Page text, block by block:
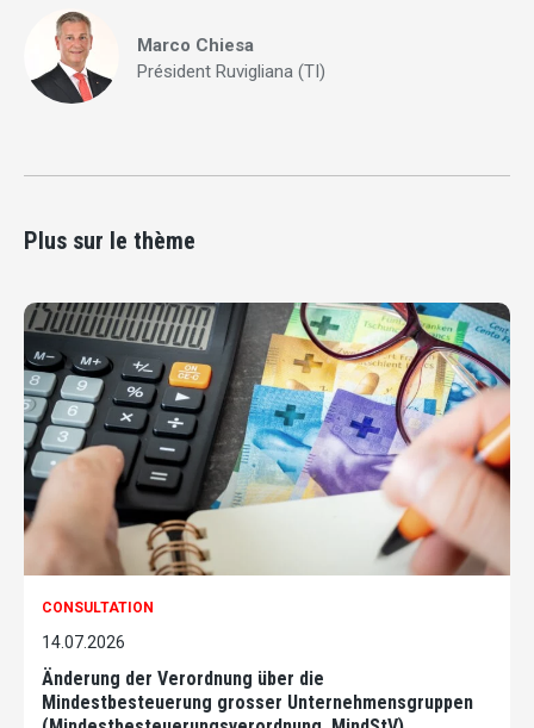
Marco Chiesa
Président Ruvigliana (TI)
Plus sur le thème
CONSULTATION
14.07.2026
Änderung der Verordnung über die
Mindestbesteuerung grosser Unternehmensgruppen